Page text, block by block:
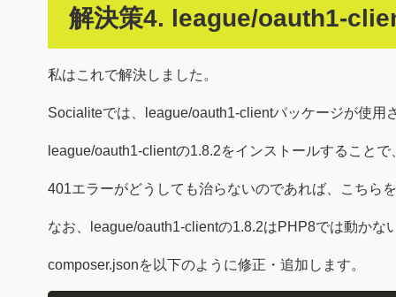
解決策4. league/oauth1-
私はこれで解決しました。
Socialiteでは、league/oauth1-clientパッケージが使用
league/oauth1-clientの1.8.2をインストールすること
401エラーがどうしても治らないのであれば、こちら
なお、league/oauth1-clientの1.8.2はPHP8では動か
composer.jsonを以下のように修正・追加します。